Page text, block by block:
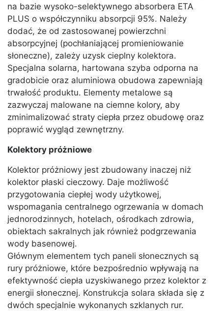
na bazie wysoko-selektywnego absorbera ETA
PLUS o współczynniku absorpcji 95%. Należy
dodać, że od zastosowanej powierzchni
absorpcyjnej (pochłaniającej promieniowanie
słoneczne), zależy uzysk cieplny kolektora.
Specjalna solarna, hartowana szyba odporna na
gradobicie oraz aluminiowa obudowa zapewniają
trwałość produktu. Elementy metalowe są
zazwyczaj malowane na ciemne kolory, aby
zminimalizować straty ciepła przez obudowę oraz
poprawić wygląd zewnętrzny.
Kolektory próżniowe
Kolektor próżniowy jest zbudowany inaczej niż
kolektor płaski cieczowy. Daje możliwość
przygotowania ciepłej wody użytkowej,
wspomagania centralnego ogrzewania w domach
jednorodzinnych, hotelach, ośrodkach zdrowia,
obiektach sakralnych jak również podgrzewania
wody basenowej.
Głównym elementem tych paneli słonecznych są
rury próżniowe, które bezpośrednio wpływają na
efektywność ciepła uzyskiwanego przez kolektor z
energii słonecznej. Konstrukcja solara składa się z
dwóch specjalnie wykonanych szklanych rur.